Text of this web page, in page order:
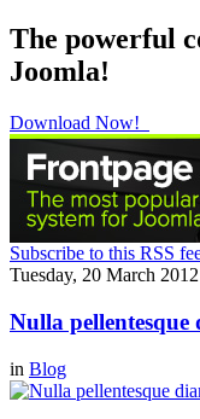
The powerful
Joomla!
Download Now!
Subscribe to this RSS
Tuesday, 20 March
Nulla
in Blog